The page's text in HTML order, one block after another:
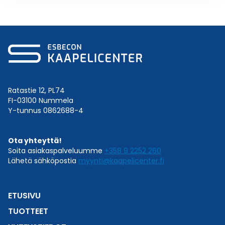
Ratastie 12, PL74
FI-03100 Nummela
Y-tunnus 0862688-4
Ota yhteyttä!
Soita asiakaspalveluumme +358 9 2252 260
Lähetä sähköpostia myynti@kaapelicenter.fi
ETUSIVU
TUOTTEET